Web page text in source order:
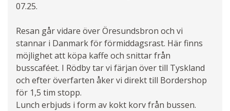
07.25.
Resan går vidare över Öresundsbron och vi
stannar i Danmark för förmiddagsrast. Här finns
möjlighet att köpa kaffe och snittar från
busscaféet. I Rödby tar vi färjan över till Tyskland
och efter överfarten åker vi direkt till Bordershop
för 1,5 tim stopp.
Lunch erbjuds i form av kokt korv från bussen.